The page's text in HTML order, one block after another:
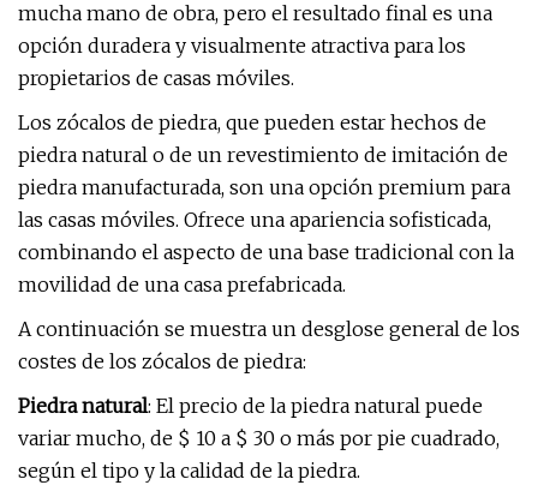
mucha mano de obra, pero el resultado final es una
opción duradera y visualmente atractiva para los
propietarios de casas móviles.
Los zócalos de piedra, que pueden estar hechos de
piedra natural o de un revestimiento de imitación de
piedra manufacturada, son una opción premium para
las casas móviles. Ofrece una apariencia sofisticada,
combinando el aspecto de una base tradicional con la
movilidad de una casa prefabricada.
A continuación se muestra un desglose general de los
costes de los zócalos de piedra:
Piedra natural: El precio de la piedra natural puede
variar mucho, de $ 10 a $ 30 o más por pie cuadrado,
según el tipo y la calidad de la piedra.